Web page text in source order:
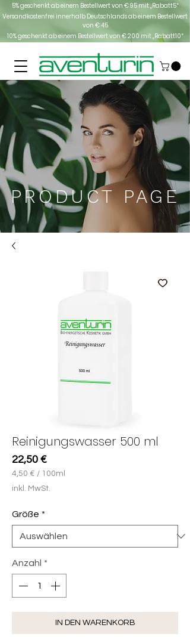
5% geschenkt ab einem Bestellwert von € 95 mit „Rabatt5“
Versandkostenfrei innerhalb Deutschlandsab einem Bestellwert
von € 45
10% geschenkt ab einem Bestellwert von € 200 mit „Rabatt10“
PRODUCT PAGE
Reinigungswasser 500 ml
22,50 €Preis
4,50 € / 100ml
4,50 €
Milliliter
inkl. MwSt.
Größe *
Anzahl *
IN DEN WARENKORB